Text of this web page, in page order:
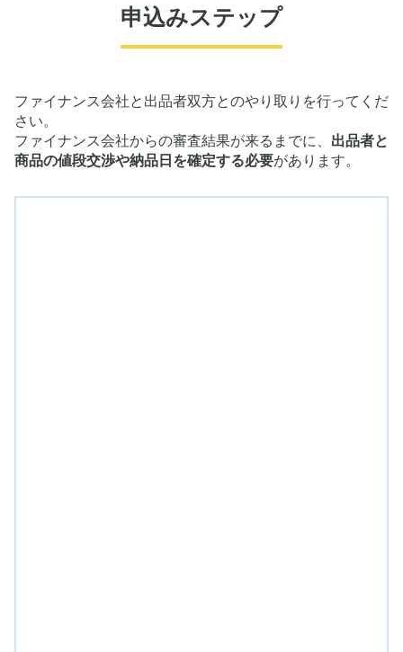
申込みステップ
ファイナンス会社と出品者双方とのやり取りを行ってくだ
さい。
ファイナンス会社からの審査結果が来るまでに、 出品者と
商品の値段交渉や納品日を確定する必要があります。